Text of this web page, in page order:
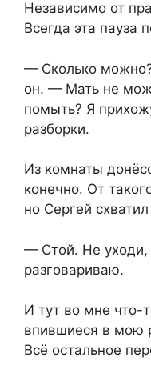
Независимо от
Всегда эта пауза
— Сколько
он. — Мать не
помыть? Я
разборки.
Из комнаты
конечно. От
но Сергей
— Стой. Не уходи,
разговариваю.
И тут во мне что-
впившиеся в мою
Всё остальное